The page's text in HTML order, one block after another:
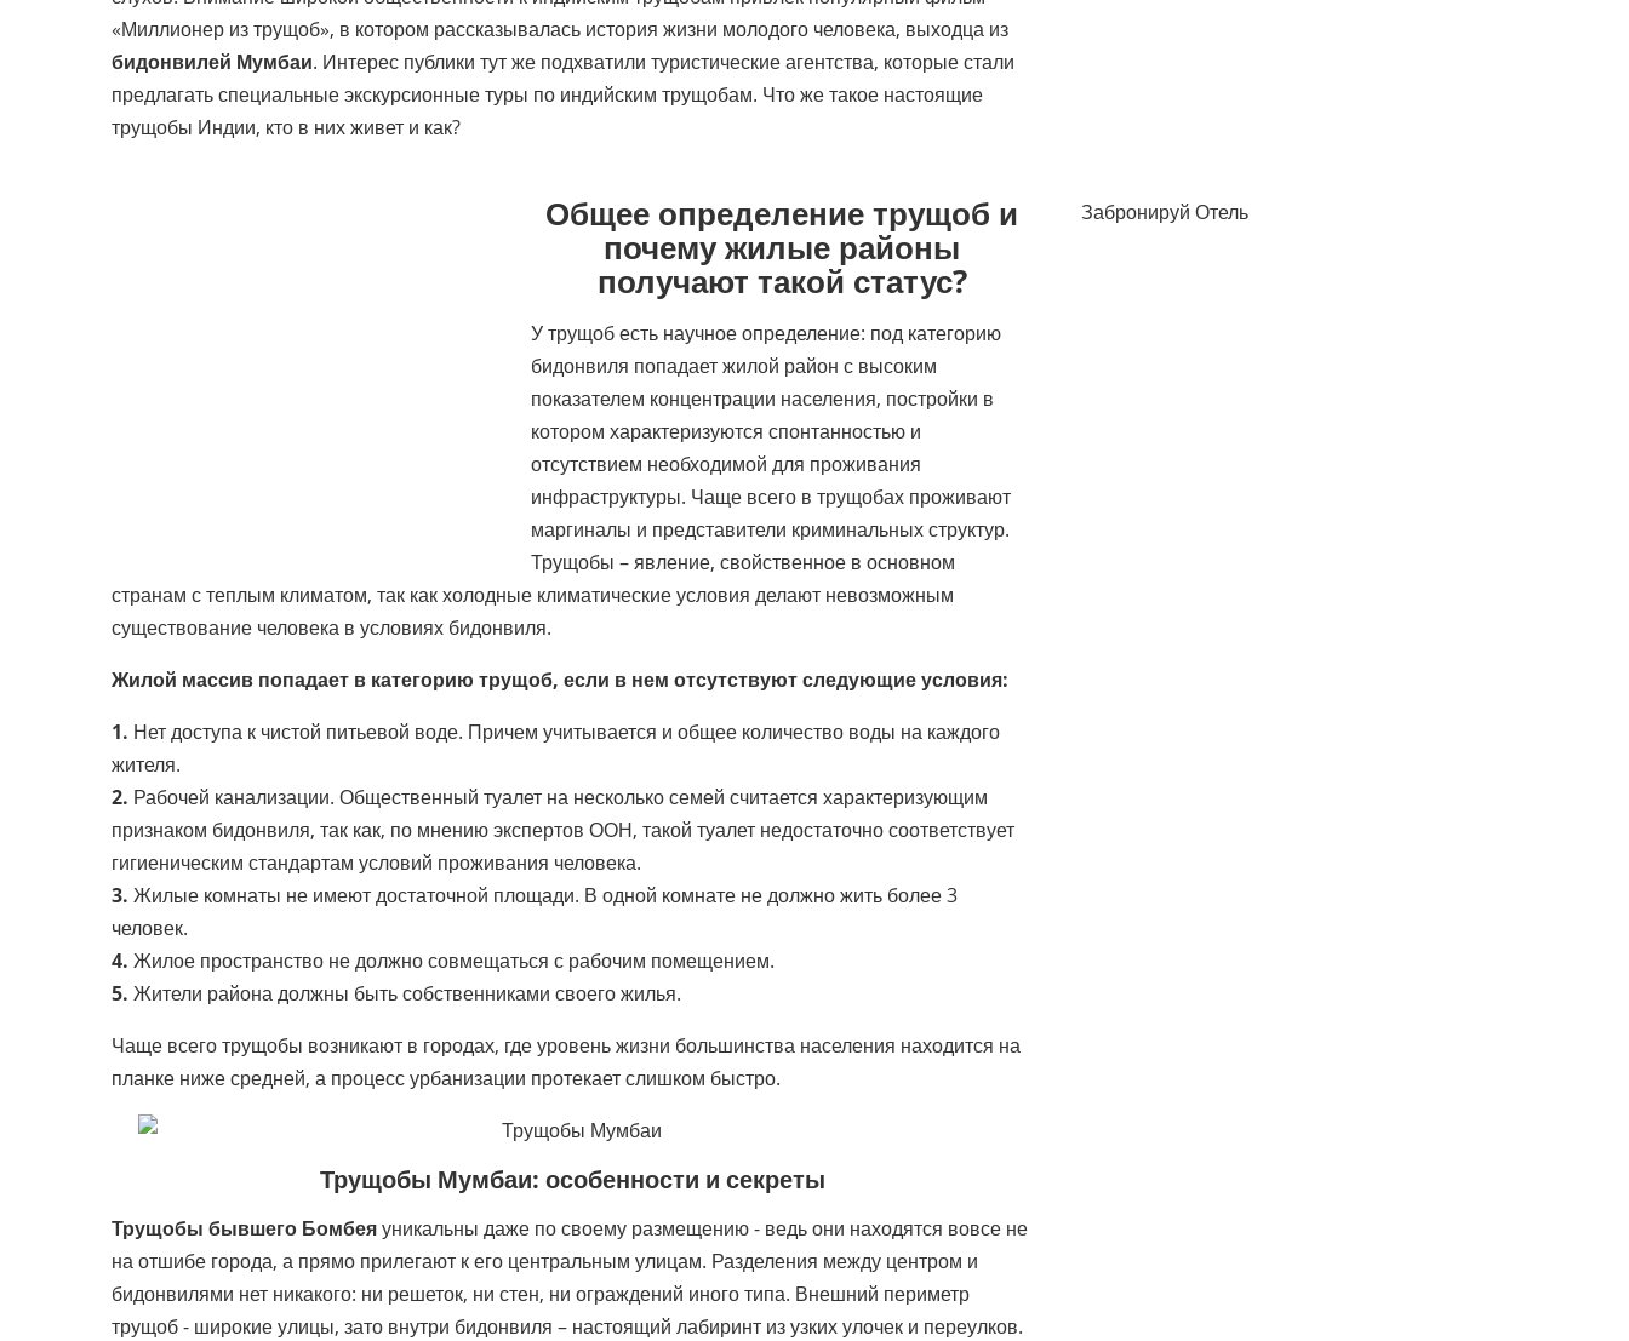
«Миллионер из трущоб», в котором рассказывалась история жизни молодого человека, выходца из
бидонвилей Мумбаи. Интерес публики тут же подхватили туристические агентства, которые стали
предлагать специальные экскурсионные туры по индийским трущобам. Что же такое настоящие
трущобы Индии, кто в них живет и как?
Общее определение трущоб и
почему жилые районы
получают такой статус?
У трущоб есть научное определение: под категорию
бидонвиля попадает жилой район с высоким
показателем концентрации населения, постройки в
котором характеризуются спонтанностью и
отсутствием необходимой для проживания
инфраструктуры. Чаще всего в трущобах проживают
маргиналы и представители криминальных структур.
Трущобы – явление, свойственное в основном
странам с теплым климатом, так как холодные климатические условия делают невозможным
существование человека в условиях бидонвиля.
Жилой массив попадает в категорию трущоб, если в нем отсутствуют следующие условия:
1. Нет доступа к чистой питьевой воде. Причем учитывается и общее количество воды на каждого
жителя.
2. Рабочей канализации. Общественный туалет на несколько семей считается характеризующим
признаком бидонвиля, так как, по мнению экспертов ООН, такой туалет недостаточно соответствует
гигиеническим стандартам условий проживания человека.
3. Жилые комнаты не имеют достаточной площади. В одной комнате не должно жить более 3
человек.
4. Жилое пространство не должно совмещаться с рабочим помещением.
5. Жители района должны быть собственниками своего жилья.
Чаще всего трущобы возникают в городах, где уровень жизни большинства населения находится на
планке ниже средней, а процесс урбанизации протекает слишком быстро.
Трущобы Мумбаи: особенности и секреты
Трущобы бывшего Бомбеяуникальны даже по своему размещению - ведь они находятся вовсе не
на отшибе города, а прямо прилегают к его центральным улицам. Разделения между центром и
бидонвилями нет никакого: ни решеток, ни стен, ни ограждений иного типа. Внешний периметр
трущоб - широкие улицы, зато внутри бидонвиля – настоящий лабиринт из узких улочек и переулков.
Забронируй Отель